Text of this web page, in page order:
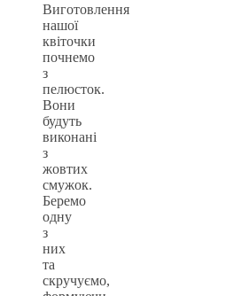
Виготовлення
нашої
квіточки
почнемо
з
пелюсток.
Вони
будуть
виконані
з
жовтих
смужок.
Беремо
одну
з
них
та
скручуємо,